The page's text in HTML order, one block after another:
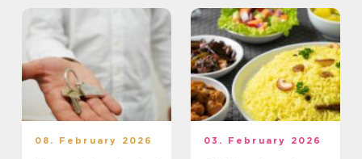
08. February 2026 03. February 2026